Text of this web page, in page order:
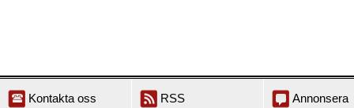
Kontakta oss RSS Annonsera